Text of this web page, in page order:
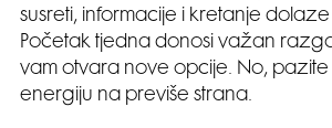
susreti, informacije i kretanje
Početak tjedna donosi važan
vam otvara nove opcije. No, pazite
energiju na previše strana.